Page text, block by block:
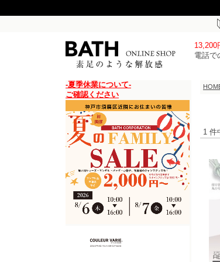
13,200
電話で
-夏季休業について-
ご確認ください
1 件